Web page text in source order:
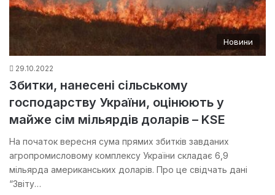
Новини
29.10.2022
Збитки, нанесені сільському
господарству України, оцінюють у
майже сім мільярдів доларів – KSE
На початок вересня сума прямих збитків завданих
агропромисловому комплексу України складає 6,9
мільярда американських доларів. Про це свідчать дані
“Звіту…